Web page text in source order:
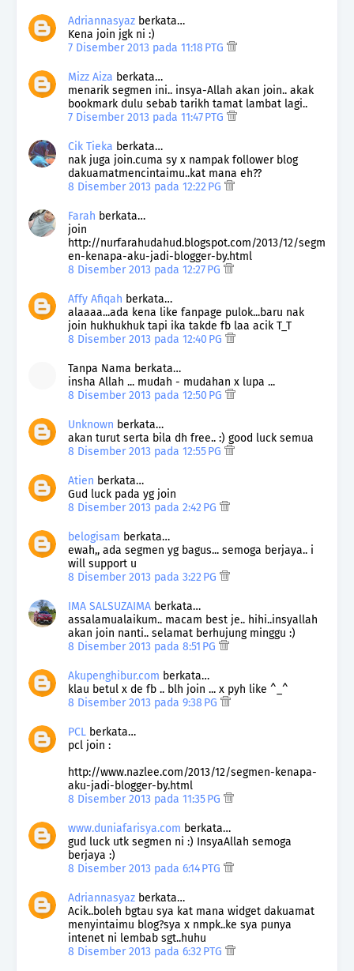
Adriannasyaz berkata…
Kena join jgk ni :)
7 Disember 2013 pada 11:18 PTG
Mizz Aiza berkata…
menarik segmen ini.. insya-Allah akan join.. akak
bookmark dulu sebab tarikh tamat lambat lagi..
7 Disember 2013 pada 11:47 PTG
Cik Tieka berkata…
nak juga join.cuma sy x nampak follower blog
dakuamatmencintaimu..kat mana eh??
8 Disember 2013 pada 12:22 PG
Farah berkata…
join
http://nurfarahudahud.blogspot.com/2013/12/segm
en-kenapa-aku-jadi-blogger-by.html
8 Disember 2013 pada 12:27 PG
Affy Afiqah berkata…
alaaaa...ada kena like fanpage pulok...baru nak
join hukhukhuk tapi ika takde fb laa acik T_T
8 Disember 2013 pada 12:40 PG
Tanpa Nama berkata…
insha Allah ... mudah - mudahan x lupa ...
8 Disember 2013 pada 12:50 PG
Unknown berkata…
akan turut serta bila dh free.. :) good luck semua
8 Disember 2013 pada 12:55 PG
Atien berkata…
Gud luck pada yg join
8 Disember 2013 pada 2:42 PG
belogisam berkata…
ewah,, ada segmen yg bagus... semoga berjaya.. i
will support u
8 Disember 2013 pada 3:22 PG
IMA SALSUZAIMA berkata…
assalamualaikum.. macam best je.. hihi..insyallah
akan join nanti.. selamat berhujung minggu :)
8 Disember 2013 pada 8:51 PG
Akupenghibur.com berkata…
klau betul x de fb .. blh join ... x pyh like ^_^
8 Disember 2013 pada 9:38 PG
PCL berkata…
pcl join :
http://www.nazlee.com/2013/12/segmen-kenapa-
aku-jadi-blogger-by.html
8 Disember 2013 pada 11:35 PG
www.duniafarisya.com berkata…
gud luck utk segmen ni :) InsyaAllah semoga
berjaya :)
8 Disember 2013 pada 6:14 PTG
Adriannasyaz berkata…
Acik..boleh bgtau sya kat mana widget dakuamat
menyintaimu blog?sya x nmpk..ke sya punya
intenet ni lembab sgt..huhu
8 Disember 2013 pada 6:32 PTG